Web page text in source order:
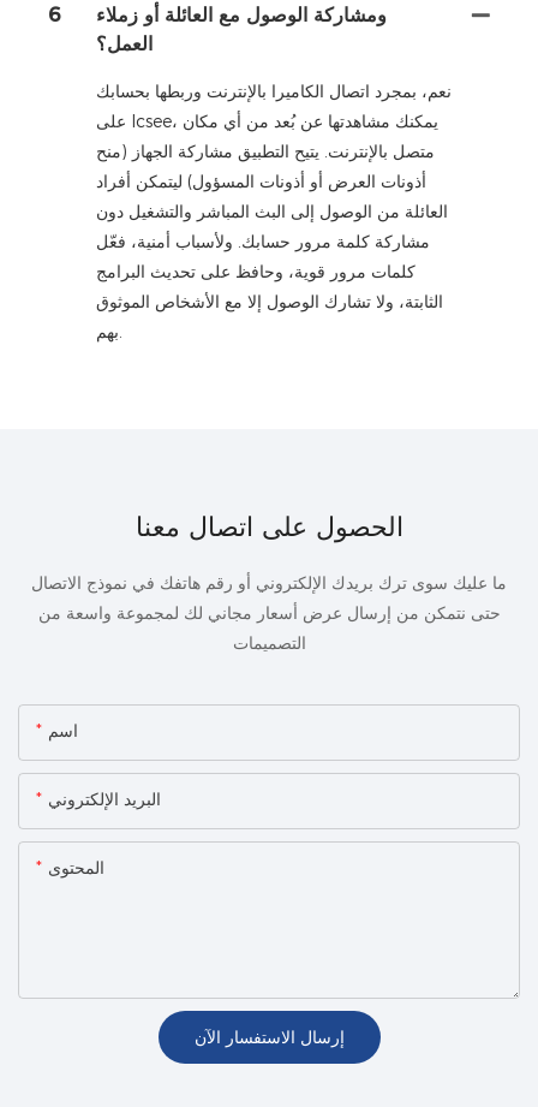
6
ومشاركة الوصول مع العائلة أو زملاء
العمل؟
نعم، بمجرد اتصال الكاميرا بالإنترنت وربطها بحسابك
على Icsee، يمكنك مشاهدتها عن بُعد من أي مكان
متصل بالإنترنت. يتيح التطبيق مشاركة الجهاز (منح
أذونات العرض أو أذونات المسؤول) ليتمكن أفراد
العائلة من الوصول إلى البث المباشر والتشغيل دون
مشاركة كلمة مرور حسابك. ولأسباب أمنية، فعّل
كلمات مرور قوية، وحافظ على تحديث البرامج
الثابتة، ولا تشارك الوصول إلا مع الأشخاص الموثوق
بهم.
الحصول على اتصال معنا
ما عليك سوى ترك بريدك الإلكتروني أو رقم هاتفك في نموذج الاتصال
حتى نتمكن من إرسال عرض أسعار مجاني لك لمجموعة واسعة من
التصميمات
اسم
البريد الإلكتروني
المحتوى
إرسال الاستفسار الآن